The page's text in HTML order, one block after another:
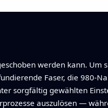
werden kann. Um
Faser, die 980-
sorgfältig gewählten
auszulösen —